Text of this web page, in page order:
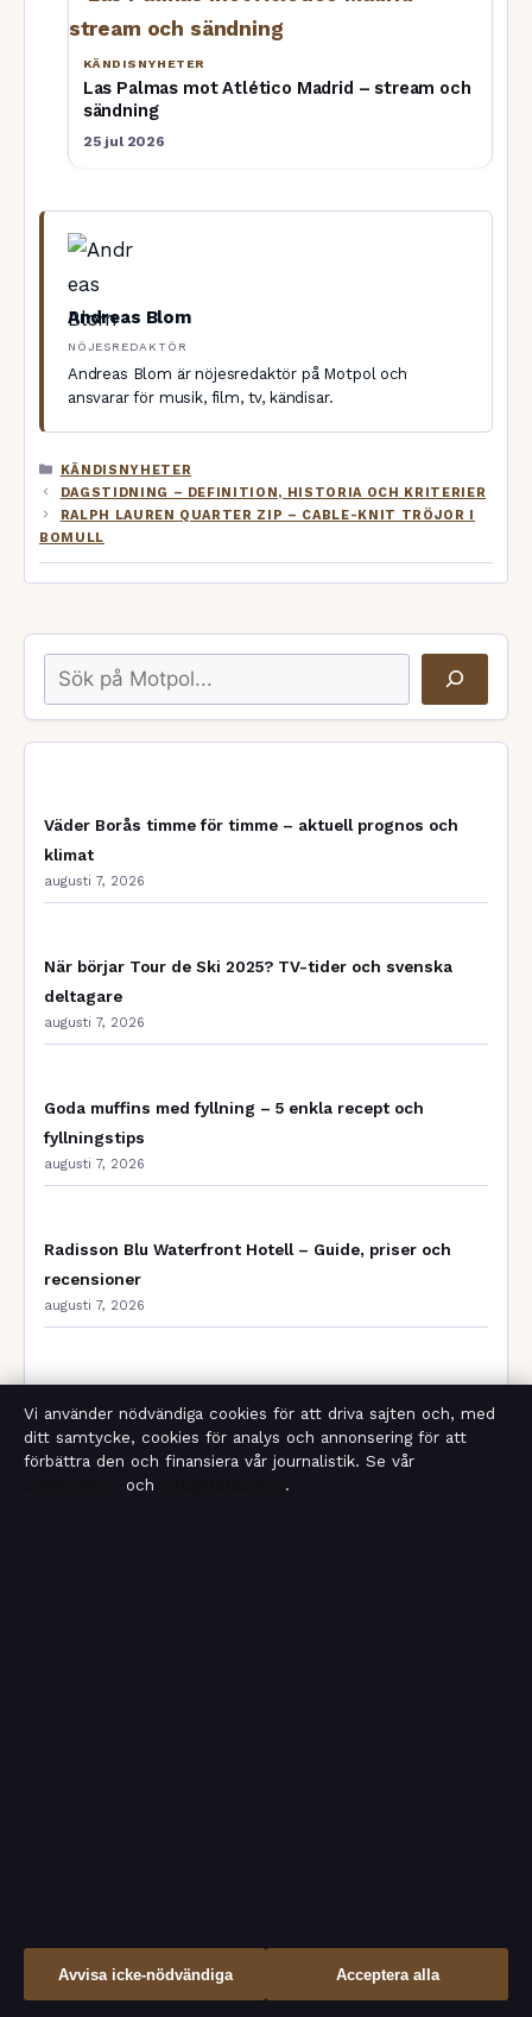
KÄNDISNYHETER
Las Palmas mot Atlético Madrid – stream och
sändning
25 jul 2026
Andreas Blom
NÖJESREDAKTÖR
Andreas Blom är nöjesredaktör på Motpol och
ansvarar för musik, film, tv, kändisar.
KATEGORIER
KÄNDISNYHETER
DAGSTIDNING – DEFINITION, HISTORIA OCH KRITERIER
RALPH LAUREN QUARTER ZIP – CABLE-KNIT TRÖJOR I
BOMULL
Sök
Väder Borås timme för timme – aktuell prognos och
klimat
augusti 7, 2026
När börjar Tour de Ski 2025? TV-tider och svenska
deltagare
augusti 7, 2026
Goda muffins med fyllning – 5 enkla recept och
fyllningstips
augusti 7, 2026
Radisson Blu Waterfront Hotell – Guide, priser och
recensioner
augusti 7, 2026
Star Wars Darth Vader – allt om Sith-lordens liv och
död
augusti 7, 2026
Kultur
Livsstil
Vi använder nödvändiga cookies för att driva sajten och, med
ditt samtycke, cookies för analys och annonsering för att
förbättra den och finansiera vår journalistik. Se vår
och .
Avvisa icke-nödvändiga Acceptera alla